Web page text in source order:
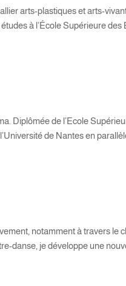
arts-plastiques et arts-
à l’École Supérieure des
Diplômée de l’Ecole
de Nantes en
notamment à travers le
danse, je développe une